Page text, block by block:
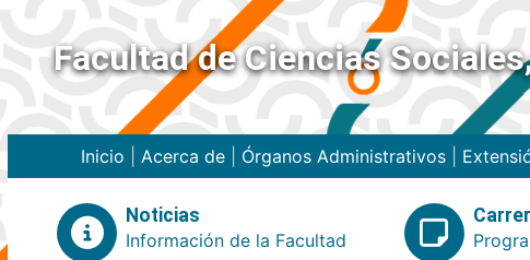
Facultad de Ciencias
Inicio Acerca de| Órganos Administrativos|
Noticias
Información de la Facultad